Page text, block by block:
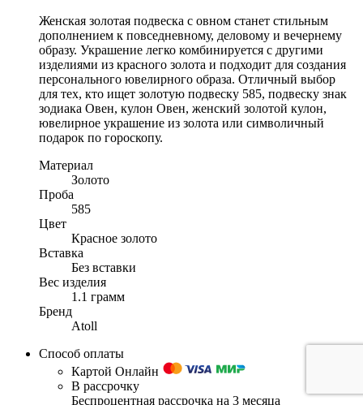
Женская золотая подвеска с овном станет стильным
дополнением к повседневному, деловому и вечернему
образу. Украшение легко комбинируется с другими
изделиями из красного золота и подходит для создания
персонального ювелирного образа. Отличный выбор
для тех, кто ищет золотую подвеску 585, подвеску знак
зодиака Овен, кулон Овен, женский золотой кулон,
ювелирное украшение из золота или символичный
подарок по гороскопу.
Материал
Золото
Проба
585
Цвет
Красное золото
Вставка
Без вставки
Вес изделия
1.1 грамм
Бренд
Atoll
Способ оплаты
Картой Онлайн
В рассрочку
Беспроцентная рассрочка на 3 месяца